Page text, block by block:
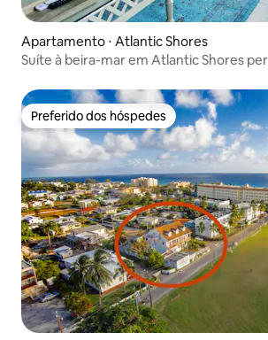
Apartamento ⋅ Atlantic Shores
Suíte à beira-mar em Atlantic Shores
Preferido dos hóspedes
Preferido dos hóspedes